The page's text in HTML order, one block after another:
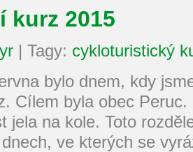
kurz 2015
| Tagy: cykloturistický
bylo dnem, kdy
Cílem byla obec
jela na kole. Toto
ve kterých se